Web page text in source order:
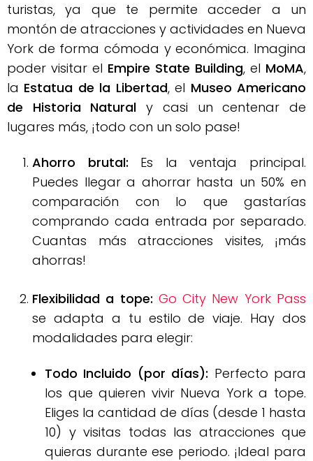
turistas, ya que te permite acceder a un
montón de atracciones y actividades en Nueva
York de forma cómoda y económica. Imagina
poder visitar el Empire State Building, el MoMA,
la Estatua de la Libertad, el Museo Americano
de Historia Natural y casi un centenar de
lugares más, ¡todo con un solo pase!
Ahorro brutal: Es la ventaja principal.
Puedes llegar a ahorrar hasta un 50% en
comparación con lo que gastarías
comprando cada entrada por separado.
Cuantas más atracciones visites, ¡más
ahorras!
Flexibilidad a tope: Go City New York Pass
se adapta a tu estilo de viaje. Hay dos
modalidades para elegir:
Todo Incluido (por días): Perfecto para
los que quieren vivir Nueva York a tope.
Eliges la cantidad de días (desde 1 hasta
10) y visitas todas las atracciones que
quieras durante ese periodo. ¡Ideal para